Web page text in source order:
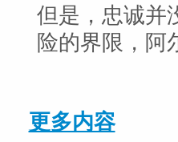
但是，忠诚并
险的界限，阿
更多内容